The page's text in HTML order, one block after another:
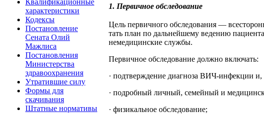
Квалификационные
характеристики
Кодексы
Постановление
Сената Олий
Мажлиса
Постановления
Министерства
здравоохранения
Утратившие силу
Формы для
скачивания
Штатные нормативы
1. Пер­вич­ное об­сле­до­ва­ние
Цель пер­вич­но­го обследования —
тать план по дальнейшему ведению
немедицинские службы.
Пер­вич­ное об­сле­до­ва­ние долж­но вклю­чать:
· подтверждение диагноза ВИЧ-инфекции
· под­роб­ный лич­ный, се­мей­ный и
· фи­зи­каль­ное об­сле­до­ва­ние;